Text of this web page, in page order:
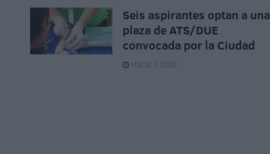
Seis aspirantes optan a una
plaza de ATS/DUE
convocada por la Ciudad
HACE 2 DÍAS